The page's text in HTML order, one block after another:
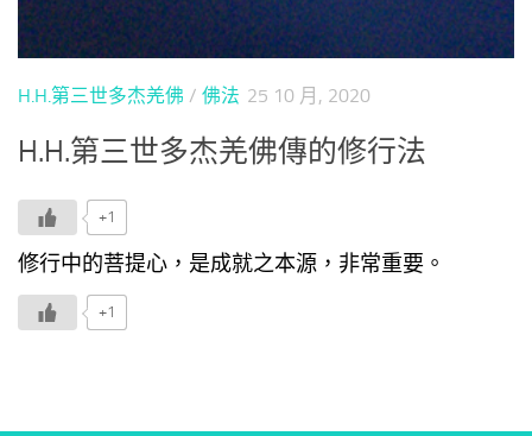
H.H.第三世多杰羌佛 / 佛法 25 10 月, 2020
H.H.第三世多杰羌佛傳的修行法
+1
修行中的菩提心，是成就之本源，非常重要。
+1